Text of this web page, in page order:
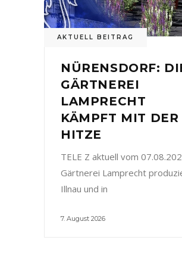
AKTUELL BEITRAG
NÜRENSDORF:
GÄRTNEREI
LAMPRECHT
KÄMPFT MIT DER
HITZE
TELE Z aktuell vom
Gärtnerei Lamprecht
Illnau und in
7. August 2026